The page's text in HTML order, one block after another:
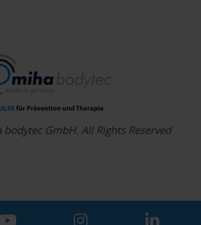
GmbH. All Rights Reserved